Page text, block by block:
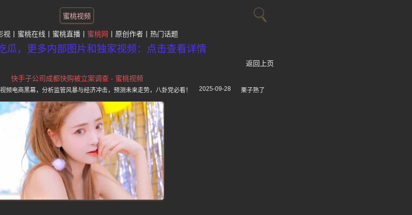
蜜桃视频
视 蜜桃在线 蜜桃直播 蜜桃网 原创作者 热门话题
瓜，更多内部图片和独家视频：点击查看详情
返回上页
快手子公司成都快购被立案调查 - 蜜桃视频
频电商黑幕，分析监管风暴与经济冲击，预测未来走势，八卦党必看！ 2025-09-28 栗子熟了